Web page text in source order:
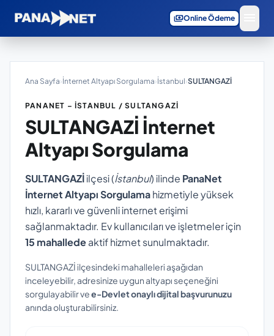
paymentsOnline Ödeme
Ana Sayfa›İnternet Altyapı Sorgulama›İstanbul›SULTANGAZİ
PANANET – İSTANBUL / SULTANGAZİ
SULTANGAZİ İnternet
Altyapı Sorgulama
SULTANGAZİilçesi (İstanbul) ilinde PanaNet
İnternet Altyapı Sorgulamahizmetiyle yüksek
hızlı, kararlı ve güvenli internet erişimi
sağlanmaktadır. Ev kullanıcıları ve işletmeler için
15 mahalledeaktif hizmet sunulmaktadır.
SULTANGAZİ ilçesindeki mahalleleri aşağıdan
inceleyebilir, adresinize uygun altyapı seçeneğini
sorgulayabilir vee-Devlet onaylı dijital başvurunuzu
anında oluşturabilirsiniz.